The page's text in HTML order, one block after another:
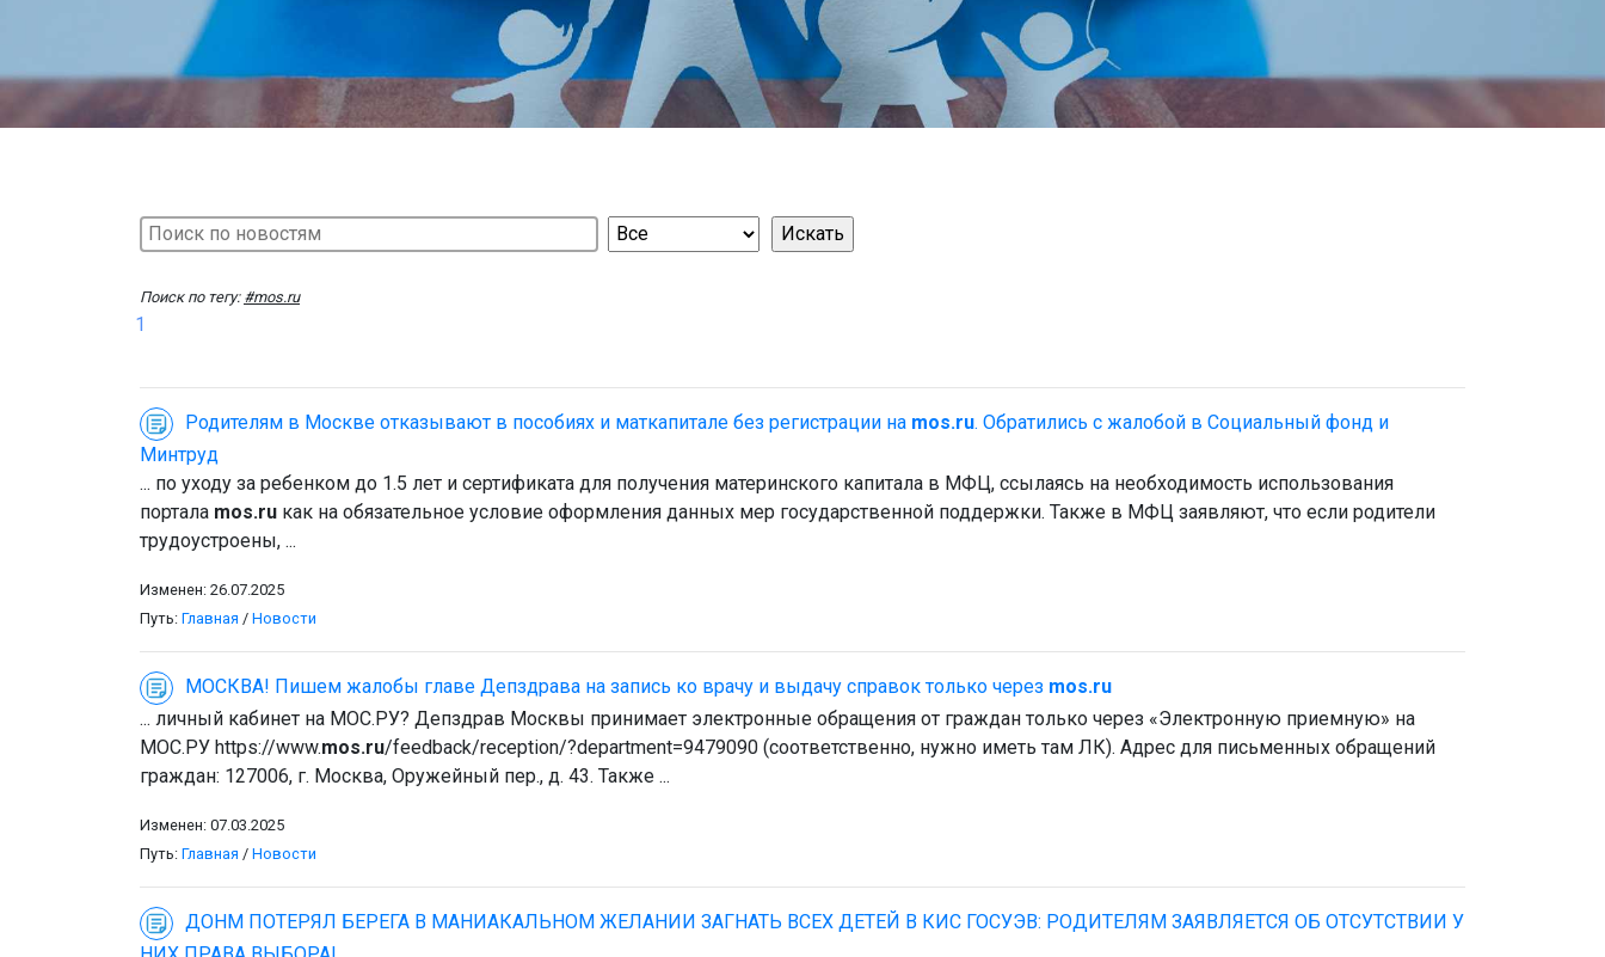
Поиск по тегу: #mos.ru
1
Родителям в Москве отказывают в пособиях и маткапитале без регистрации на mos.ru. Обратились с жалобой в Социальный фонд и
Минтруд
... по уходу за ребенком до 1.5 лет и сертификата для получения материнского капитала в МФЦ, ссылаясь на необходимость использования
портала mos.ru как на обязательное условие оформления данных мер государственной поддержки. Также в МФЦ заявляют, что если родители
трудоустроены, ...
Изменен: 26.07.2025
Путь: Главная / Новости
МОСКВА! Пишем жалобы главе Депздрава на запись ко врачу и выдачу справок только через mos.ru
... личный кабинет на МОС.РУ? Депздрав Москвы принимает электронные обращения от граждан только через «Электронную приемную» на
МОС.РУ https://www.mos.ru/feedback/reception/?department=9479090 (соответственно, нужно иметь там ЛК). Адрес для письменных обращений
граждан: 127006, г. Москва, Оружейный пер., д. 43. Также ...
Изменен: 07.03.2025
Путь: Главная / Новости
ДОНМ ПОТЕРЯЛ БЕРЕГА В МАНИАКАЛЬНОМ ЖЕЛАНИИ ЗАГНАТЬ ВСЕХ ДЕТЕЙ В КИС ГОСУЭВ: РОДИТЕЛЯМ ЗАЯВЛЯЕТСЯ ОБ ОТСУТСТВИИ У